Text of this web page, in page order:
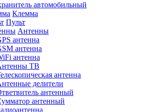
автомобильный
Клемма
Пульт
Антенны
антенна
антенна
антенна
ТВ
антенна
делители
антенный
антенный